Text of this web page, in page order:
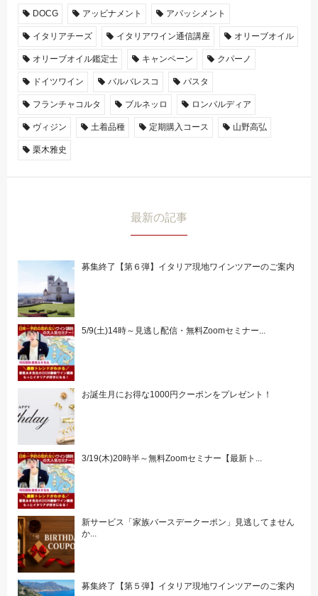
DOCG アッビナメント アパッシメント
イタリアチーズ イタリアワイン通信講座 オリーブオイル
オリーブオイル鑑定士 キャンペーン クパーノ
ドイツワイン バルバレスコ パスタ
フランチャコルタ ブルネッロ ロンバルディア
ヴィジン 土着品種 定期購入コース 山野高弘
栗木雅史
最新の記事
募集終了【第６弾】イタリア現地ワインツアーのご案内
5/9(土)14時～見逃し配信・無料Zoomセミナー...
お誕生月にお得な1000円クーポンをプレゼント！
3/19(木)20時半～無料Zoomセミナー【最新ト...
新サービス「家族バースデークーポン」見逃してません
か...
募集終了【第５弾】イタリア現地ワインツアーのご案内